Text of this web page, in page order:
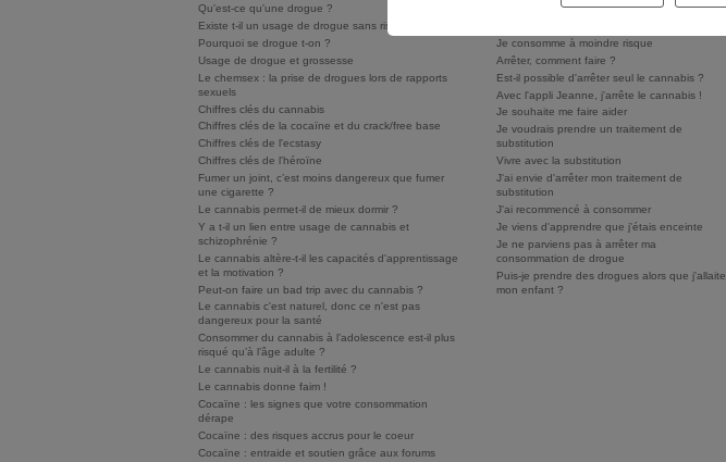
Qu'est-ce qu'une drogue ?
Existe t-il un usage de drogue sans risque ?
Pourquoi se drogue t-on ?
Usage de drogue et grossesse
Le chemsex : la prise de drogues lors de rapports
sexuels
Chiffres clés du cannabis
Chiffres clés de la cocaïne et du crack/free base
Chiffres clés de l'ecstasy
Chiffres clés de l'héroïne
Fumer un joint, c’est moins dangereux que fumer
une cigarette ?
Le cannabis permet-il de mieux dormir ?
Y a t-il un lien entre usage de cannabis et
schizophrénie ?
Le cannabis altère-t-il les capacités d'apprentissage
et la motivation ?
Peut-on faire un bad trip avec du cannabis ?
Le cannabis c'est naturel, donc ce n'est pas
dangereux pour la santé
Consommer du cannabis à l’adolescence est-il plus
risqué qu’à l’âge adulte ?
Le cannabis nuit-il à la fertilité ?
Le cannabis donne faim !
Cocaïne : les signes que votre consommation
dérape
Cocaïne : des risques accrus pour le coeur
Cocaïne : entraide et soutien grâce aux forums
Comment savoir si j'ai un problème ?
Je consomme à moindre risque
Arrêter, comment faire ?
Est-il possible d'arrêter seul le cannabis ?
Avec l'appli Jeanne, j'arrête le cannabis !
Je souhaite me faire aider
Je voudrais prendre un traitement de
substitution
Vivre avec la substitution
J'ai envie d'arrêter mon traitement de
substitution
J'ai recommencé à consommer
Je viens d'apprendre que j'étais enceinte
Je ne parviens pas à arrêter ma
consommation de drogue
Puis-je prendre des drogues alors que j'allaite
mon enfant ?